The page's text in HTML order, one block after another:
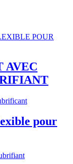
AVEC
pour